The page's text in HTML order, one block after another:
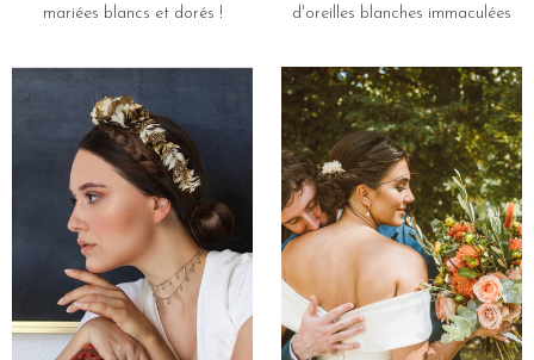
mariées blancs et dorés !
d'oreilles blanches immaculées